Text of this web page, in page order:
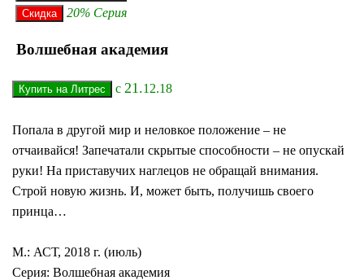
20% Серия
Волшебная академия
с 21.12.18
Попала в другой мир и неловкое положение – не
отчаивайся! Запечатали скрытые способности – не опускай
руки! На приставучих наглецов не обращай внимания.
Строй новую жизнь. И, может быть, получишь своего
принца…
М.: АСТ, 2018 г. (июль)
Серия: Волшебная академия